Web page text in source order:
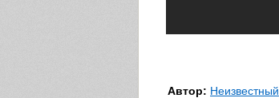
Автор: Неизвестный